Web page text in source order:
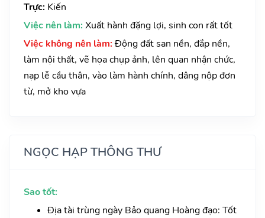
Trực: Kiến
Việc nên làm: Xuất hành đặng lợi, sinh con rất tốt
Việc không nên làm: Động đất san nền, đắp nền,
làm nội thất, vẽ họa chụp ảnh, lên quan nhận chức,
nạp lễ cầu thân, vào làm hành chính, dâng nộp đơn
từ, mở kho vựa
NGỌC HẠP THÔNG THƯ
Sao tốt:
Địa tài trùng ngày Bảo quang Hoàng đạo: Tốt